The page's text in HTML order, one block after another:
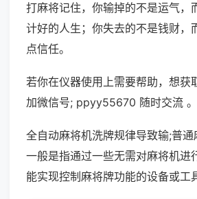
打麻将记住，你输掉的不是运气，
计好的人生；你失去的不是钱财，
点信任。
若你在仪器使用上需要帮助，想获
加微信号; ppyy55670 随时交流 。
全自动麻将机洗牌规律导致输;普
一般是指通过一些无需对麻将机进
能实现控制麻将牌功能的设备或工